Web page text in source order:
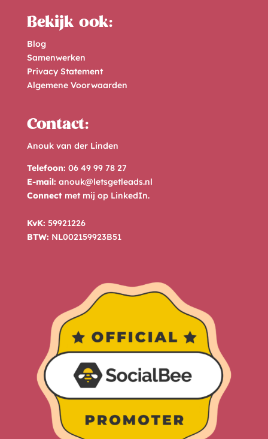
Bekijk ook:
Blog
Samenwerken
Privacy Statement
Algemene Voorwaarden
Contact:
Anouk van der Linden
Telefoon: 06 49 99 78 27
E-mail: anouk@letsgetleads.nl
Connectmet mij op LinkedIn.
KvK: 59921226
BTW: NL002159923B51